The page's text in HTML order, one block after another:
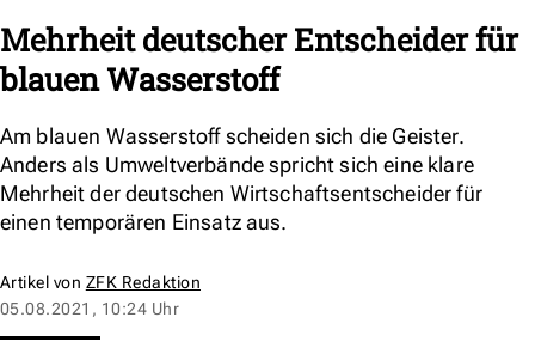
Mehrheit deutscher Entscheider für
blauen Wasserstoff
Am blauen Wasserstoff scheiden sich die Geister.
Anders als Umweltverbände spricht sich eine klare
Mehrheit der deutschen Wirtschaftsentscheider für
einen temporären Einsatz aus.
Artikel von ZFK Redaktion
05.08.2021, 10:24 Uhr